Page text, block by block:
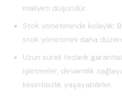
maliyeti düşürülür.
Stok yönetiminde kolaylık:
stok yönetimini daha
Uzun süreli tedarik
işletmeler, devamlılık
kesintisizlik yaşayabilirler.